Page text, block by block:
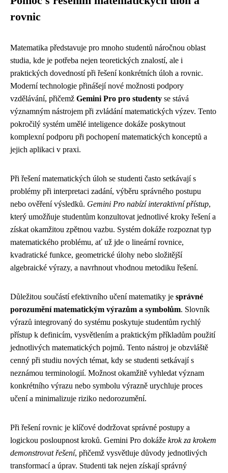
rovnic
Matematika představuje pro mnoho studentů náročnou oblast
studia, kde je potřeba nejen teoretických znalostí, ale i
praktických dovedností při řešení konkrétních úloh a rovnic.
Moderní technologie přinášejí nové možnosti podpory
vzdělávání, přičemž Gemini Pro pro studenty se stává
významným nástrojem při zvládání matematických výzev. Tento
pokročilý systém umělé inteligence dokáže poskytnout
komplexní podporu při pochopení matematických konceptů a
jejich aplikaci v praxi.
Při řešení matematických úloh se studenti často setkávají s
problémy při interpretaci zadání, výběru správného postupu
nebo ověření výsledků. Gemini Pro nabízí interaktivní přístup,
který umožňuje studentům konzultovat jednotlivé kroky řešení a
získat okamžitou zpětnou vazbu. Systém dokáže rozpoznat typ
matematického problému, ať už jde o lineární rovnice,
kvadratické funkce, geometrické úlohy nebo složitější
algebraické výrazy, a navrhnout vhodnou metodiku řešení.
Důležitou součástí efektivního učení matematiky je správné
porozumění matematickým výrazům a symbolům. Slovník
výrazů integrovaný do systému poskytuje studentům rychlý
přístup k definicím, vysvětlením a praktickým příkladům použití
jednotlivých matematických pojmů. Tento nástroj je obzvláště
cenný při studiu nových témat, kdy se studenti setkávají s
neznámou terminologií. Možnost okamžitě vyhledat význam
konkrétního výrazu nebo symbolu výrazně urychluje proces
učení a minimalizuje riziko nedorozumění.
Při řešení rovnic je klíčové dodržovat správné postupy a
logickou posloupnost kroků. Gemini Pro dokáže krok za krokem
demonstrovat řešení, přičemž vysvětluje důvody jednotlivých
transformací a úprav. Studenti tak nejen získají správný